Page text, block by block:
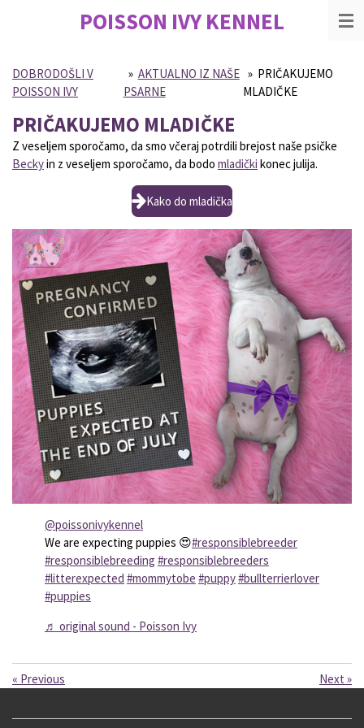
content
POISSON IVYKENNEL
DOBRODOŠLI V
POISSON IVY
» AKTUALNO IZ NAŠE
PSARNE
» PRIČAKUJEMO
MLADIČKE
PRIČAKUJEMO MLADIČKE
Z veseljem sporočamo, da smo včeraj potrdili brejost naše psičke
Beckyin z veseljem sporočamo, da bodo mladički konec julija.
Kako do mladička
@poissonivykennel
We are expecting puppies 😍#responsiblebreeder
#responsiblebreeding #responsiblebreeders
#litterexpected #mommytobe #puppy#bullterrierlover
#puppies
♬ original sound - Poisson Ivy
« Previous Next »